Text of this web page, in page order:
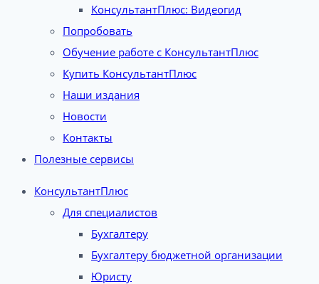
КонсультантПлюс: Видеогид
Попробовать
Обучение работе с КонсультантПлюс
Купить КонсультантПлюс
Наши издания
Новости
Контакты
Полезные сервисы
КонсультантПлюс
Для специалистов
Бухгалтеру
Бухгалтеру бюджетной организации
Юристу